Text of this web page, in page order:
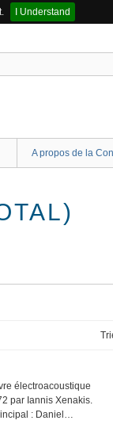
I Understand
A propos de la
électroacoustique
par Iannis Xenakis.
: Daniel…